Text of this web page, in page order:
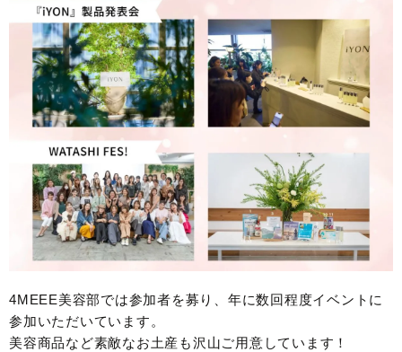
4MEEE美容部では参加者を募り、年に数回程度イベントに
参加いただいています。
美容商品など素敵なお土産も沢山ご用意しています！